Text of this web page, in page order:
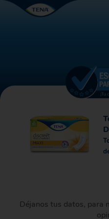
Déjanos tus datos, para